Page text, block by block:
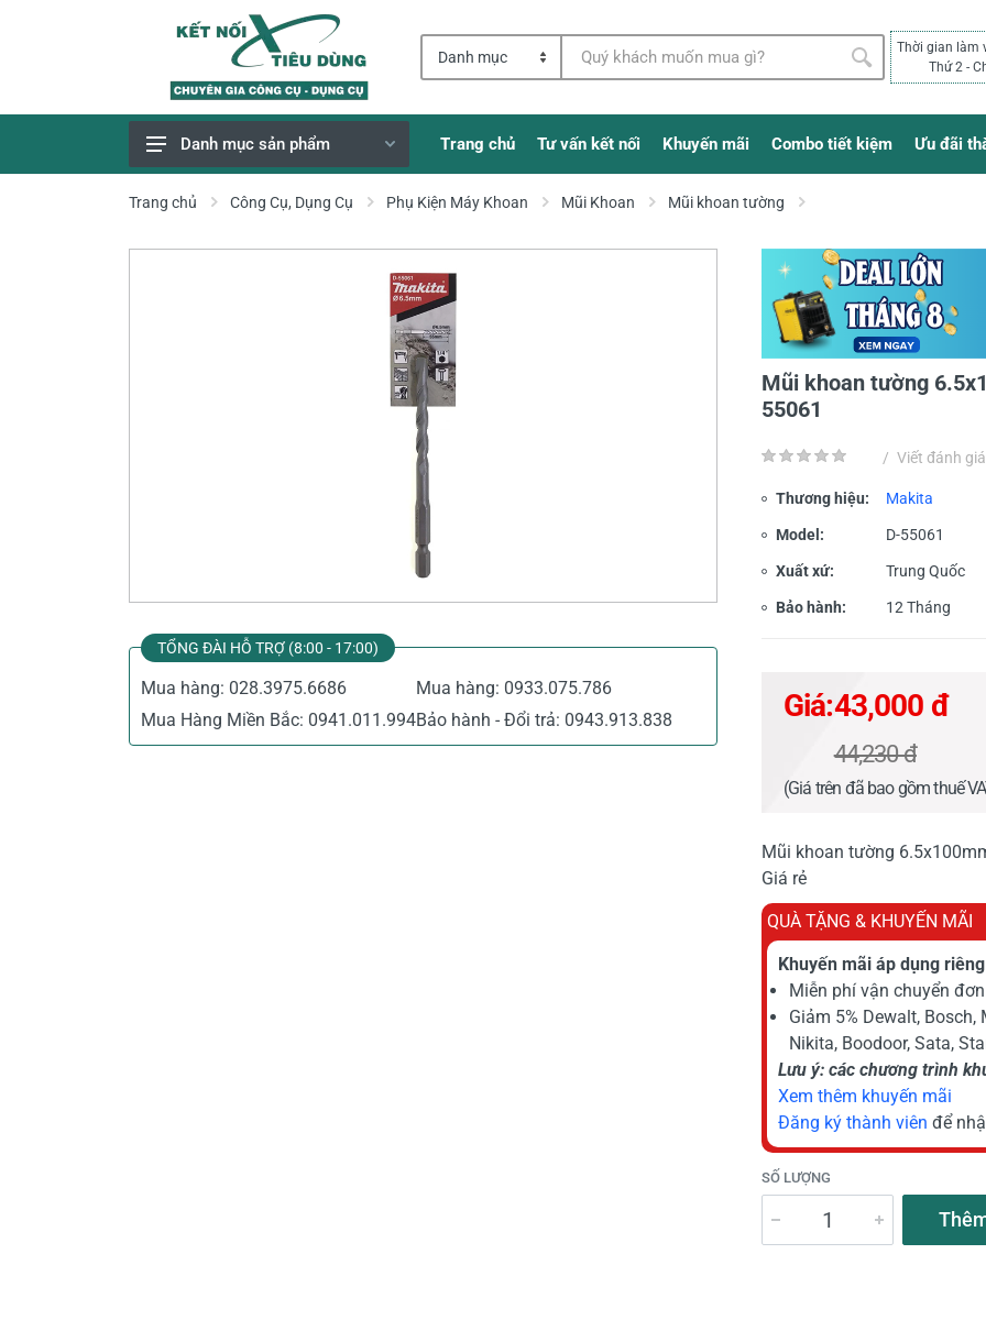
Thời gian làm
Thứ 2 -
Giao Hàng Miễn Phí
Danh mục sản phẩm Trang chủ Tư vấn kết nối Khuyến mãi Combo tiết kiệm Ưu đãi
Trang chủ Công Cụ, Dụng Cụ Phụ Kiện Máy Khoan Mũi Khoan Mũi khoan tường
TỔNG ĐÀI HỖ TRỢ (8:00 - 17:00)
Mua hàng: 028.3975.6686 Mua hàng: 0933.075.786
Mua Hàng Miền Bắc: 0941.011.994Bảo hành - Đổi trả: 0943.913.838
Mũi khoan tường
55061
/ Viết đánh giá
Thương hiệu: Makita
Model: D-55061
Xuất xứ: Trung Quốc
Bảo hành: 12 Tháng
Giá:43,000 đ
44,230 đ
(Giá trên đã bao gồm thuế
Mũi khoan tường
Giá rẻ
QUÀ TẶNG & KHUYẾN MÃI
Khuyến mãi áp dụng
Miễn phí vận chuyển
Giảm 5% Dewalt,
Nikita, Boodoor, Sata,
Lưu ý: các chương trình
Xem thêm khuyến mãi
Đăng ký thành viên để
SỐ LƯỢNG